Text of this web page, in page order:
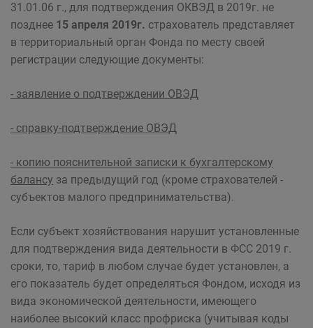
31.01.06 г., для подтверждения ОКВЭД в 2019г. не
позднее 15 апреля 2019г. страхователь представляет
в территориальный орган Фонда по месту своей
регистрации следующие документы:
- заявление о подтверждении ОВЭД
- справку-подтверждение ОВЭД
- копию пояснительной записки к бухгалтерскому
балансу за предыдущий год (кроме страхователей -
субъектов малого предпринимательства).
Если субъект хозяйствования нарушит установленные
для подтверждения вида деятельности в ФСС 2019 г.
сроки, то, тариф в любом случае будет установлен, а
его показатель будет определяться Фондом, исходя из
вида экономической деятельности, имеющего
наиболее высокий класс профриска (учитывая коды